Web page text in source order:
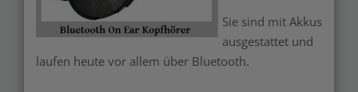
Sie sind mit Akkus
ausgestattet und
laufen heute vor allem über Bluetooth.